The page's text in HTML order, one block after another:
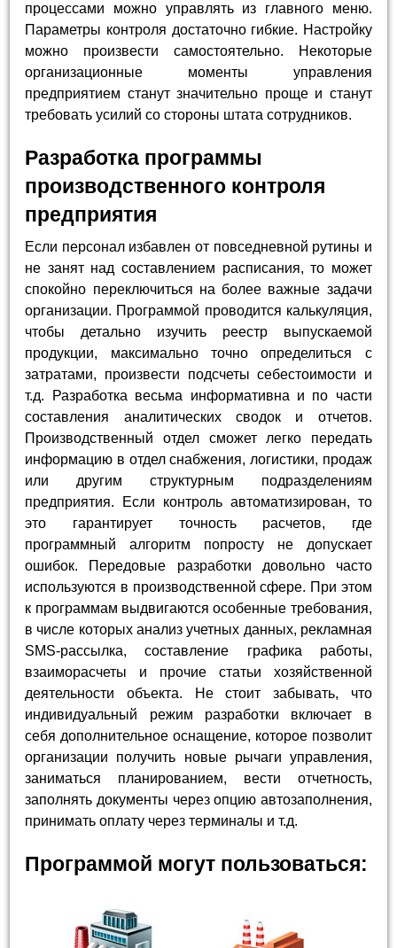
процессами можно управлять из главного меню.
Параметры контроля достаточно гибкие. Настройку
можно произвести самостоятельно. Некоторые
организационные моменты управления
предприятием станут значительно проще и станут
требовать усилий со стороны штата сотрудников.
Разработка программы
производственного контроля
предприятия
Если персонал избавлен от повседневной рутины и
не занят над составлением расписания, то может
спокойно переключиться на более важные задачи
организации. Программой проводится калькуляция,
чтобы детально изучить реестр выпускаемой
продукции, максимально точно определиться с
затратами, произвести подсчеты себестоимости и
т.д. Разработка весьма информативна и по части
составления аналитических сводок и отчетов.
Производственный отдел сможет легко передать
информацию в отдел снабжения, логистики, продаж
или другим структурным подразделениям
предприятия. Если контроль автоматизирован, то
это гарантирует точность расчетов, где
программный алгоритм попросту не допускает
ошибок. Передовые разработки довольно часто
используются в производственной сфере. При этом
к программам выдвигаются особенные требования,
в числе которых анализ учетных данных, рекламная
SMS-рассылка, составление графика работы,
взаиморасчеты и прочие статьи хозяйственной
деятельности объекта. Не стоит забывать, что
индивидуальный режим разработки включает в
себя дополнительное оснащение, которое позволит
организации получить новые рычаги управления,
заниматься планированием, вести отчетность,
заполнять документы через опцию автозаполнения,
принимать оплату через терминалы и т.д.
Программой могут пользоваться: